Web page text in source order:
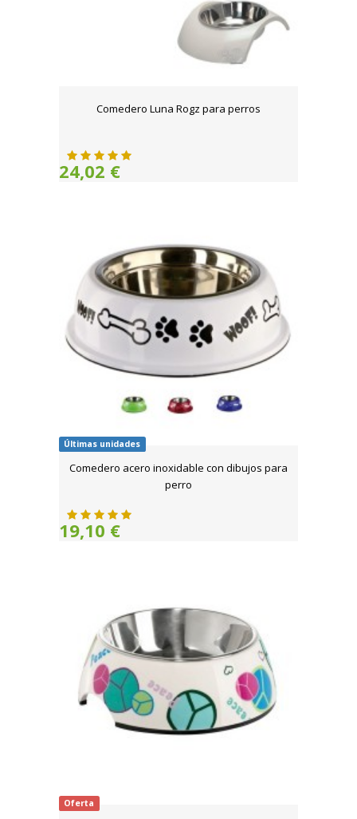
Comedero Luna Rogz para perros
24,02 €
Últimas unidades
Comedero acero inoxidable con dibujos para
perro
19,10 €
Oferta